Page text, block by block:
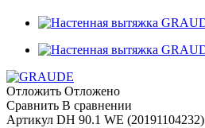
Отложить Отложено
Сравнить В сравнении
Артикул DH 90.1 WE (20191104232)